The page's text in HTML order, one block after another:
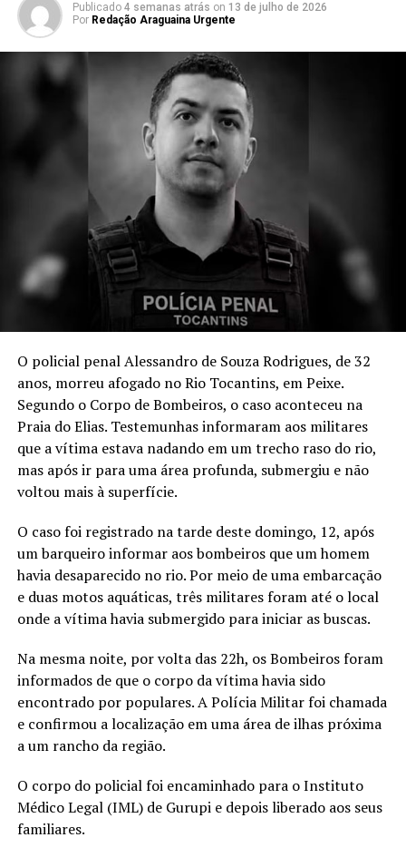
Publicado 4 semanas atrás on 13 de julho de 2026
Por Redação Araguaina Urgente
O policial penal Alessandro de Souza Rodrigues, de 32
anos, morreu afogado no Rio Tocantins, em Peixe.
Segundo o Corpo de Bombeiros, o caso aconteceu na
Praia do Elias. Testemunhas informaram aos militares
que a vítima estava nadando em um trecho raso do rio,
mas após ir para uma área profunda, submergiu e não
voltou mais à superfície.
O caso foi registrado na tarde deste domingo, 12, após
um barqueiro informar aos bombeiros que um homem
havia desaparecido no rio. Por meio de uma embarcação
e duas motos aquáticas, três militares foram até o local
onde a vítima havia submergido para iniciar as buscas.
Na mesma noite, por volta das 22h, os Bombeiros foram
informados de que o corpo da vítima havia sido
encontrado por populares. A Polícia Militar foi chamada
e confirmou a localização em uma área de ilhas próxima
a um rancho da região.
O corpo do policial foi encaminhado para o Instituto
Médico Legal (IML) de Gurupi e depois liberado aos seus
familiares.